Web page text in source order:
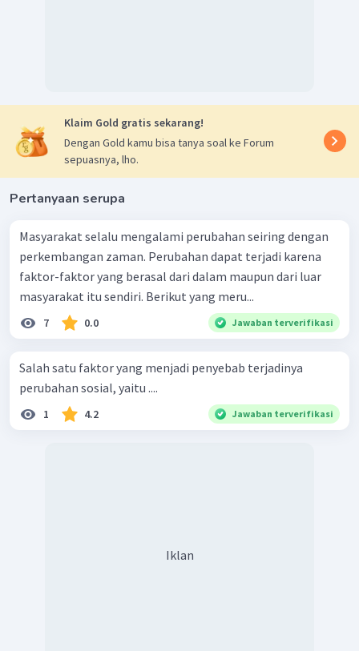
Klaim Gold gratis sekarang!
Dengan Gold kamu bisa tanya soal ke Forum
sepuasnya, lho.
Pertanyaan serupa
Masyarakat selalu mengalami perubahan seiring dengan
perkembangan zaman. Perubahan dapat terjadi karena
faktor-faktor yang berasal dari dalam maupun dari luar
masyarakat itu sendiri. Berikut yang meru...
7 0.0 Jawaban terverifikasi
Salah satu faktor yang menjadi penyebab terjadinya
perubahan sosial, yaitu ....
1 4.2 Jawaban terverifikasi
Iklan